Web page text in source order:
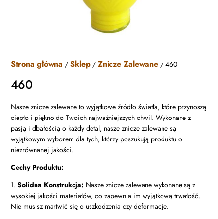
Strona główna /Sklep /Znicze Zalewane / 460
460
Nasze znicze zalewane to wyjątkowe źródło światła, które przynoszą
ciepło i piękno do Twoich najważniejszych chwil. Wykonane z
pasją i dbałością o każdy detal, nasze znicze zalewane są
wyjątkowym wyborem dla tych, którzy poszukują produktu o
niezrównanej jakości.
Cechy Produktu:
1.Solidna Konstrukcja: Nasze znicze zalewane wykonane są z
wysokiej jakości materiałów, co zapewnia im wyjątkową trwałość.
Nie musisz martwić się o uszkodzenia czy deformacje.